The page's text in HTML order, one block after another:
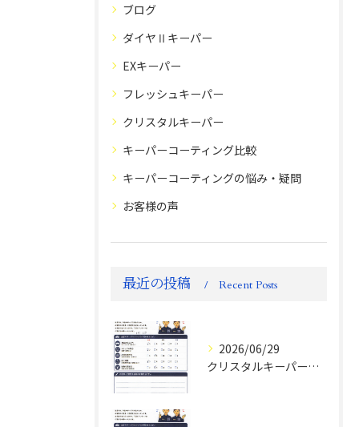
ブログ
ダイヤⅡキーパー
EXキーパー
フレッシュキーパー
クリスタルキーパー
キーパーコーティング比較
キーパーコーティングの悩み・疑問
お客様の声
最近の投稿 Recent Posts
2026/06/29
クリスタルキーパー評判